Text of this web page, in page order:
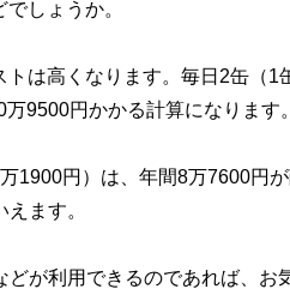
しょうか。
は高くなります。毎日2缶（1
9500円かかる計算になります。
1900円）は、年間8万7600円
ます。
が利用できるのであれば、お